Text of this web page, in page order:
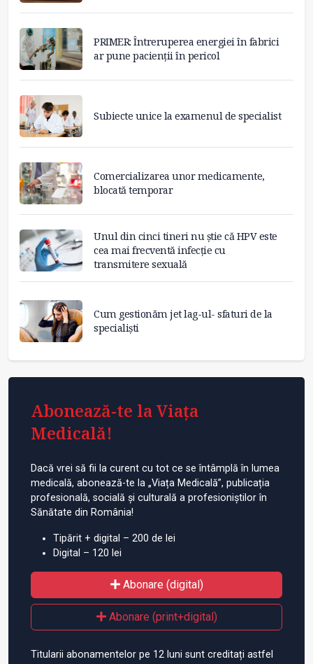
PRIMER: Întreruperea energiei în fabrici
ar pune pacienții în pericol
Subiecte unice la examenul de specialist
Comercializarea unor medicamente,
blocată temporar
Unul din cinci tineri nu știe că HPV este
cea mai frecventă infecție cu
transmitere sexuală
Cum gestionăm jet lag-ul- sfaturi de la
specialiști
Abonează-te la Viața
Medicală!
Dacă vrei să fii la curent cu tot ce se întâmplă în lumea
medicală, abonează-te la „Viața Medicală”, publicația
profesională, socială și culturală a profesioniștilor în
Sănătate din România!
Tipărit + digital – 200 de lei
Digital – 120 lei
Abonare (digital)
Abonare (print+digital)
Titularii abonamentelor pe 12 luni sunt creditați astfel